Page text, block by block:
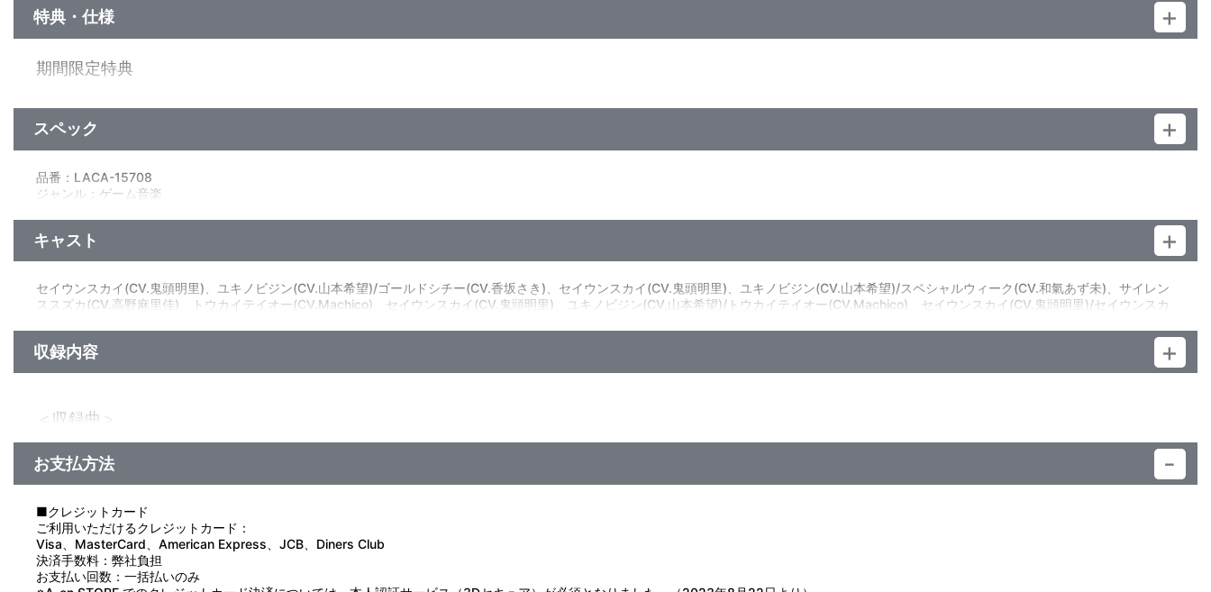
特典・仕様
期間限定特典
他、仕様
スペック
品番：LACA-15708
ジャンル：ゲーム音楽
キャスト
セイウンスカイ(CV.鬼頭明里)、ユキノビジン(CV.山本希望)/ゴールドシチー(CV.香坂さき)、セイウンスカイ(CV.鬼頭明里)、ユキノビジン(CV.山本希望)/スペシャルウィーク(CV.和氣あず未)、サイレン
ススズカ(CV.高野麻里佳)、トウカイテイオー(CV.Machico)、セイウンスカイ(CV.鬼頭明里)、ユキノビジン(CV.山本希望)/トウカイテイオー(CV.Machico)、セイウンスカイ(CV.鬼頭明里)/セイウンスカ
収録内容
＜収録曲＞
1：Ｄｅａｒ Ｔｒａｉｎｅｒ～オープニング～ （ドラマ）
2：うまぴょい伝説
3：Ｄｅａｒ Ｔｒａｉｎｅｒ～気ままに爛漫に！～ （ドラマ）
5：気まぐれＴｕｎｉｎｇ Ｈｅａｒｔ
6：Ｄｅａｒ Ｔｒａｉｎｅｒ～憧れの姿は～ （ドラマ）
7：Ｄｅａｒ Ｔｒａｉｎｅｒ～ゴールドシチー～ （ドラマ）
8：素顔のココロ
9：Ｄｅａｒ Ｔｒａｉｎｅｒ～私らしい私で～ （ドラマ）
お支払方法
■クレジットカード
ご利用いただけるクレジットカード：
Visa、MasterCard、American Express、JCB、Diners Club
決済手数料：弊社負担
お支払い回数：一括払いのみ